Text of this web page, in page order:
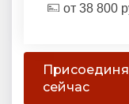
от 38 800
сейчас